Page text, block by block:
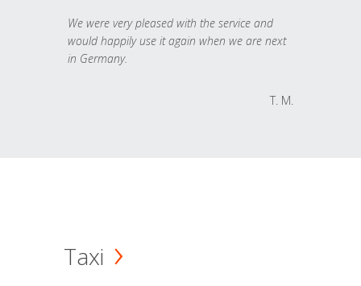
We were very pleased with the service and
would happily use it again when we are next
in Germany.
T. M.
Taxi